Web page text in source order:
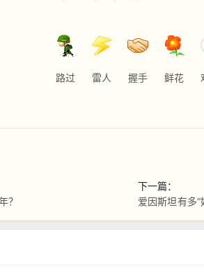
路过 雷人 握手 鲜花
？
下一篇：
爱因斯坦有多“